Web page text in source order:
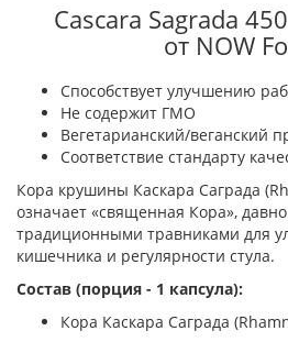
Cascara Sagrada
от NOW
Способствует улучшению
Не содержит ГМО
Вегетарианский/веганский
Соответствие стандарту
Кора крушины Каскара Саграда
означает «священная Кора», давно
традиционными травниками для
кишечника и регулярности стула.
Состав (порция - 1 капсула):
Кора Каскара Саграда